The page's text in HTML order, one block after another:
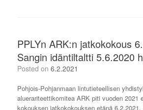
PPLYn ARK:n jatkokokous
Sangin idäntiltaltti 5.6.2020
Posted on 6.2.2021
Pohjois-Pohjanmaan lintutieteellisen
aluerariteettikomitea ARK piti vuoden 2021
kokouksen jatkokokouksen etänä